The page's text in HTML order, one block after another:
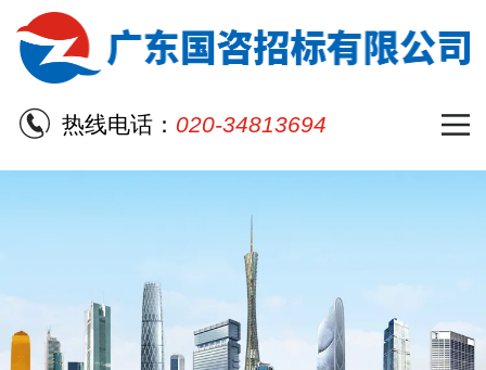
热线电话： 020-34813694